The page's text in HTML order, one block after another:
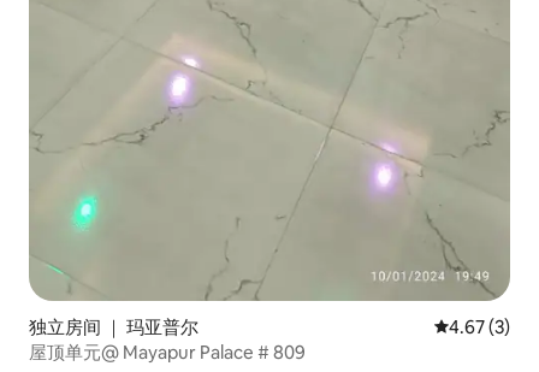
独立房间 ｜ 玛亚普尔 平均评分
4.67 (3)
屋顶单元@ Mayapur Palace # 809